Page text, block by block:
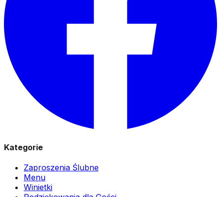
Kategorie
Zaproszenia Ślubne
Menu
Winietki